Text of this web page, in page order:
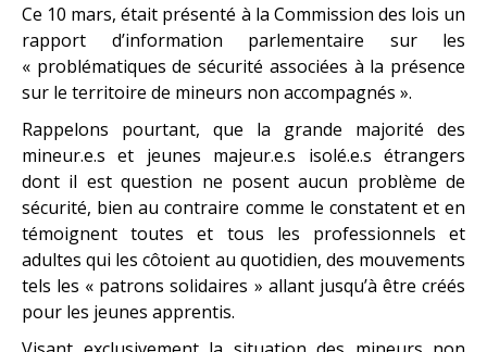
Ce 10 mars, était présenté à la Commission des lois un
rapport d’information parlementaire sur les
« problématiques de sécurité associées à la présence
sur le territoire de mineurs non accompagnés ».
Rappelons pourtant, que la grande majorité des
mineur.e.s et jeunes majeur.e.s isolé.e.s étrangers
dont il est question ne posent aucun problème de
sécurité, bien au contraire comme le constatent et en
témoignent toutes et tous les professionnels et
adultes qui les côtoient au quotidien, des mouvements
tels les « patrons solidaires » allant jusqu’à être créés
pour les jeunes apprentis.